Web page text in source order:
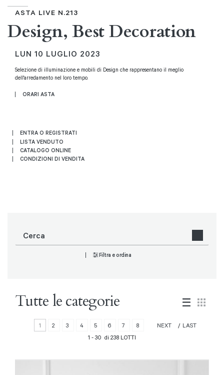
ASTA LIVE N.213
Design, Best Decoration
LUN 10 LUGLIO 2023
Selezione di illuminazione e mobili di Design che rappresentano il meglio
dell'arredamento nel loro tempo.
ORARI ASTA
ENTRA O REGISTRATI
LISTA VENDUTO
CATALOGO ONLINE
CONDIZIONI DI VENDITA
Filtra e ordina
Tutte le categorie
1 - 30 di 238 LOTTI
1 2 3 4 5 6 7 8 NEXT LAST